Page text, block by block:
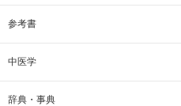
参考書
中医学
辞典・事典